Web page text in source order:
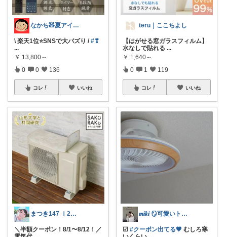
なかち🧸夏アイテム＆便利グッズ✨
\ 楽天1位⭐️SNSで大バズり /#❣
...
￥ 13,800～
0 0 136
コレ いいね
まつき147 Ｉ2児ママ脱転勤族ぐらし
＼半額クーポン！8/1〜8/12！／
teru｜ここちよし
【はがせる窓ガラスフィルム】
水なしで貼れる ...
￥ 1,640～
0 1 119
コレ いいね
𝒎𝒊𝒌𝒊 🪞可愛いトレンド集め
☑︎ #クーポン出てる🤎 むしろ寒